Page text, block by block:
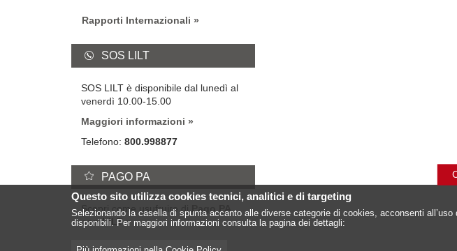
Rapporti Internazionali
SOS LILT
SOS LILT è disponibile dal lunedì al
venerdì 10.00-15.00
Maggiori informazioni
Telefono: 800.998877
PAGO PA
Scopri come usufruire diPago PA
con LILT
Questo sito utilizza cookies tecnici, analitici e di targeting
Selezionando la casella di spunta accanto alle diverse categorie di cookies, acconsenti
disponibili. Per maggiori informazioni consulta la pagina dei dettagli: